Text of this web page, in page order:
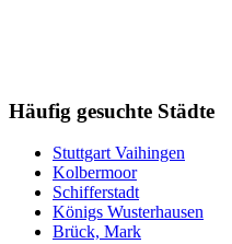
Häufig gesuchte Städte
Stuttgart Vaihingen
Kolbermoor
Schifferstadt
Königs Wusterhausen
Brück, Mark